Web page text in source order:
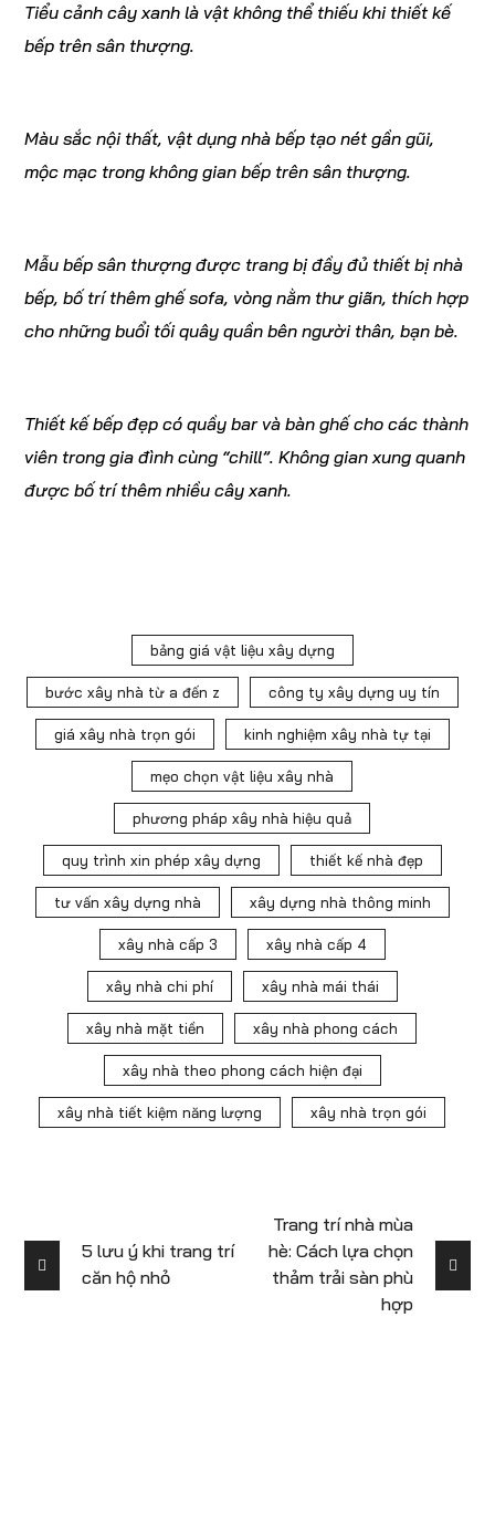
Tiểu cảnh cây xanh là vật không thể thiếu khi thiết kế
bếp trên sân thượng.
Màu sắc nội thất, vật dụng nhà bếp tạo nét gần gũi,
mộc mạc trong không gian bếp trên sân thượng.
Mẫu bếp sân thượng được trang bị đầy đủ thiết bị nhà
bếp, bố trí thêm ghế sofa, vòng nằm thư giãn, thích hợp
cho những buổi tối quây quần bên người thân, bạn bè.
Thiết kế bếp đẹp có quầy bar và bàn ghế cho các thành
viên trong gia đình cùng “chill”. Không gian xung quanh
được bố trí thêm nhiều cây xanh.
bảng giá vật liệu xây dựng
bước xây nhà từ a đến z công ty xây dựng uy tín
giá xây nhà trọn gói kinh nghiệm xây nhà tự tại
mẹo chọn vật liệu xây nhà
phương pháp xây nhà hiệu quả
quy trình xin phép xây dựng thiết kế nhà đẹp
tư vấn xây dựng nhà xây dựng nhà thông minh
xây nhà cấp 3 xây nhà cấp 4
xây nhà chi phí xây nhà mái thái
xây nhà mặt tiền xây nhà phong cách
xây nhà theo phong cách hiện đại
xây nhà tiết kiệm năng lượng xây nhà trọn gói
5 lưu ý khi trang trí
căn hộ nhỏ
Trang trí nhà mùa
hè: Cách lựa chọn
thảm trải sàn phù
hợp